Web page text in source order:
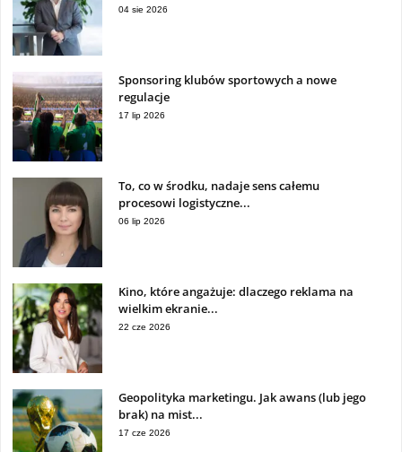
04 sie 2026
Sponsoring klubów sportowych a nowe
regulacje
17 lip 2026
To, co w środku, nadaje sens całemu
procesowi logistyczne...
06 lip 2026
Kino, które angażuje: dlaczego reklama na
wielkim ekranie...
22 cze 2026
Geopolityka marketingu. Jak awans (lub jego
brak) na mist...
17 cze 2026